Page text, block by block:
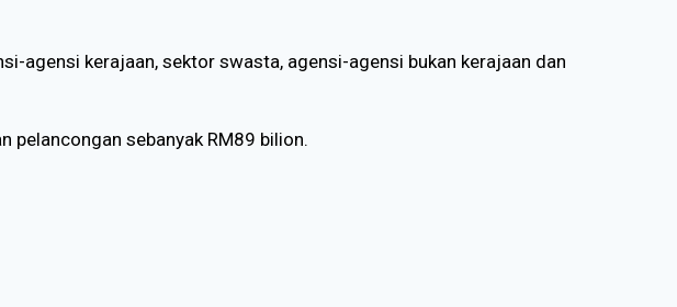
agensi kerajaan, sektor swasta, agensi-agensi bukan kerajaan dan
pelancongan sebanyak RM89 bilion.